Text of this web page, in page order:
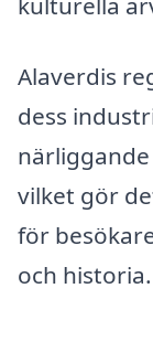
Alaverdis
dess
vilket gör
för
och historia.